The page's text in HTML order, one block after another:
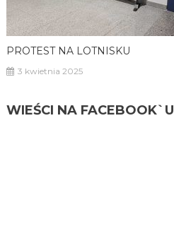
PROTEST NA LOTNISKU
3 kwietnia 2025
WIEŚCI NA FACEBOOK`U